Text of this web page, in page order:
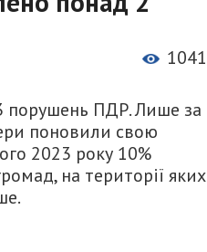
1041
порушень ПДР. Лише за
поновили свою
2023 року 10%
на території яких